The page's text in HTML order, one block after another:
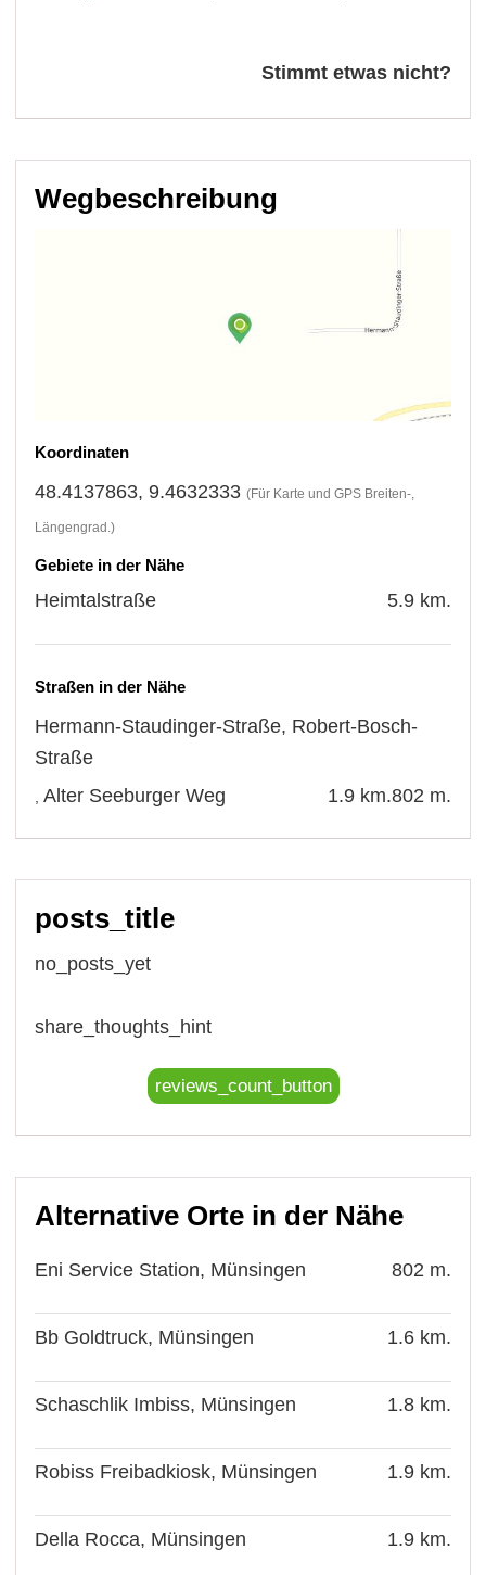
Stimmt etwas nicht?
Wegbeschreibung
Koordinaten
48.4137863, 9.4632333 (Für Karte und GPS Breiten-,
Längengrad.)
Gebiete in der Nähe
Heimtalstraße 5.9 km.
Straßen in der Nähe
Hermann-Staudinger-Straße, Robert-Bosch-
Straße
802 m.
,Alter Seeburger Weg 1.9 km.
posts_title
no_posts_yet
share_thoughts_hint
reviews_count_button
Alternative Orte in der Nähe
Eni Service Station, Münsingen 802 m.
Bb Goldtruck, Münsingen 1.6 km.
Schaschlik Imbiss, Münsingen 1.8 km.
Robiss Freibadkiosk, Münsingen 1.9 km.
Della Rocca, Münsingen 1.9 km.